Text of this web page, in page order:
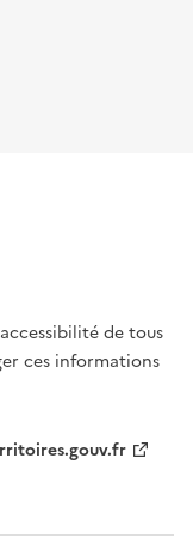
de tous
ces informations